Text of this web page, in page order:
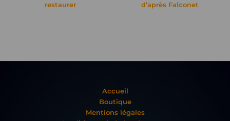
restaurer
d’après Falconet
Accueil
Boutique
Mentions légales